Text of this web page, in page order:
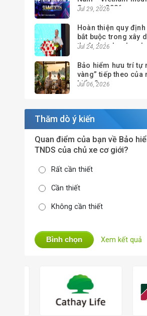
Summit 2026
Jul 29, 2026
Hoàn thiện quy
bắt buộc trong xây
thuận lợi cho doanh
Jul 24, 2026
Bảo hiểm hưu trí tự
vàng” tiếp theo của
hiểm?
Jul 06, 2026
Thăm dò ý kiến
Quan điểm của bạn về Bảo
TNDS của chủ xe cơ giới?
Rất cần thiết
Cần thiết
Không cần thiết
Bình chọn Xem kết quả